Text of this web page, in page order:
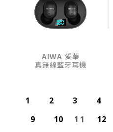
AIWA 愛華
真無線藍牙耳機
1 2 3 4
9
10 11 12